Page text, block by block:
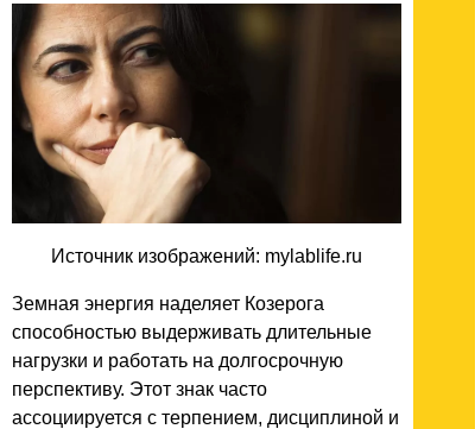
Источник изображений: mylablife.ru
Земная энергия наделяет Козерога
способностью выдерживать длительные
нагрузки и работать на долгосрочную
перспективу. Этот знак часто
ассоциируется с терпением, дисциплиной и